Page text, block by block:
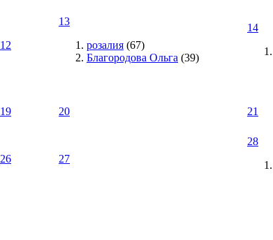
12
13
розалия (67)
Благородова Ольга (39)
14
19 20 21
26 27
28